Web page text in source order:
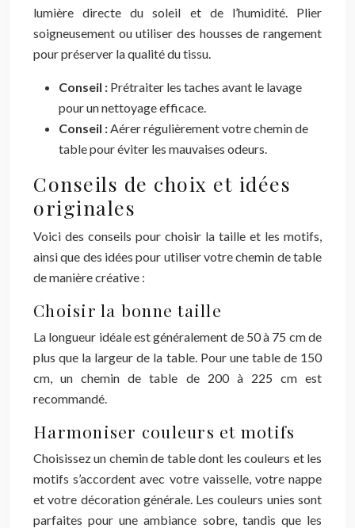
lumière directe du soleil et de l’humidité. Plier
soigneusement ou utiliser des housses de rangement
pour préserver la qualité du tissu.
Conseil : Prétraiter les taches avant le lavage
pour un nettoyage efficace.
Conseil :Aérer régulièrement votre chemin de
table pour éviter les mauvaises odeurs.
Conseils de choix et idées
originales
Voici des conseils pour choisir la taille et les motifs,
ainsi que des idées pour utiliser votre chemin de table
de manière créative :
Choisir la bonne taille
La longueur idéale est généralement de 50 à 75 cm de
plus que la largeur de la table. Pour une table de 150
cm, un chemin de table de 200 à 225 cm est
recommandé.
Harmoniser couleurs et motifs
Choisissez un chemin de table dont les couleurs et les
motifs s’accordent avec votre vaisselle, votre nappe
et votre décoration générale. Les couleurs unies sont
parfaites pour une ambiance sobre, tandis que les